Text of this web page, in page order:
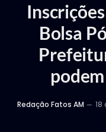
Bolsa
Redação Fatos AM 18